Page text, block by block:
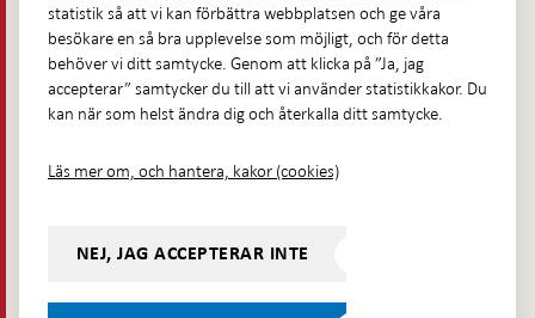
Frågor och svar-
Öppnas
i
ny
flik
Till Riksbankens webbarkiv-
Öppnas
i
ny
Presskontakt
Integritetspolicy
Följ oss på sociala medier
Dela
statistik så att vi kan förbättra webbplatsen och ge våra
besökare en så bra upplevelse som möjligt, och för detta
behöver vi ditt samtycke. Genom att klicka på ”Ja, jag
accepterar” samtycker du till att vi använder statistikkakor. Du
kan när som helst ändra dig och återkalla ditt samtycke.
Läs mer om, och hantera, kakor (cookies)
NEJ, JAG ACCEPTERAR INTE